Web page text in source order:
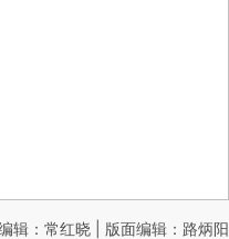
辑：常红晓 | 版面编辑：路炳阳